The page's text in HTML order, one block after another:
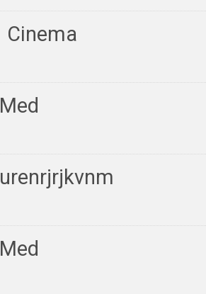
Cinema
Med
urenrjrjkvnm
Med